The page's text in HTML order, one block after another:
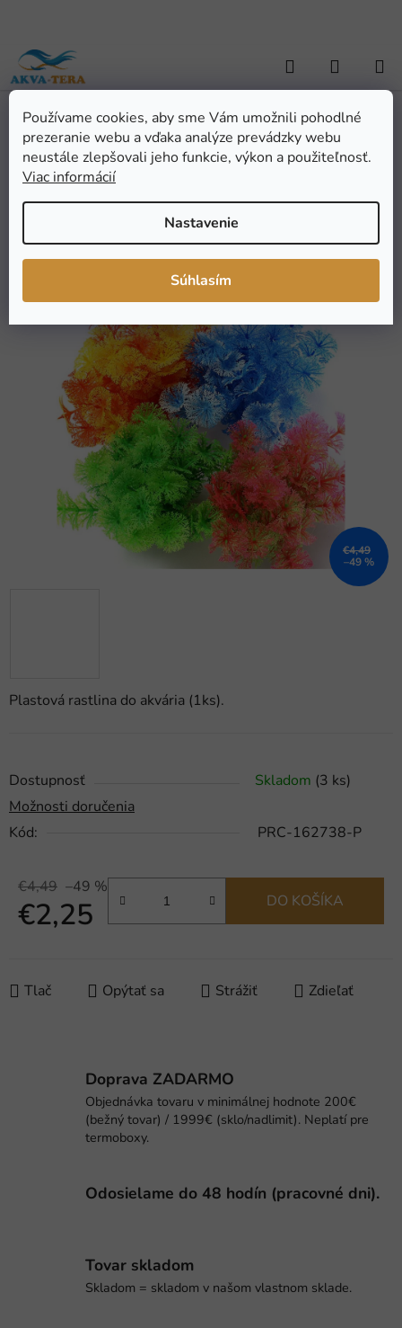
Používame cookies, aby sme Vám umožnili pohodlné
prezeranie webu a vďaka analýze prevádzky webu
neustále zlepšovali jeho funkcie, výkon a použiteľnosť.
Viac informácií
Nastavenie
Súhlasím
obsah
Hľadať
KOŠÍK
Domov / AKVARISTIKA / Dekorácia / Rastliny - umelé / Rastlina
plastová - Ambulia 13 cm, ružová
Plastová rastlina do akvária (1ks).
Dostupnosť Skladom (3 ks)
Možnosti doručenia
Kód:
PRC-162738-P
€4,49 –49 %
€2,25 DO KOŠÍKA
Tlač Opýtať sa Strážiť Zdieľať
Rastlina plastová -
Ambulia 13 cm, ružová
hodnotenie
0,0
hviezdičiek.
Podrobnosti hodnotenia
Značka:P.R.C.
€4,49
–49 %
Doprava ZADARMO
Objednávka tovaru v minimálnej hodnote 200€
(bežný tovar) / 1999€ (sklo/nadlimit). Neplatí pre
termoboxy.
Odosielame do 48 hodín (pracovné dni).
Tovar skladom
Skladom = skladom v našom vlastnom sklade.